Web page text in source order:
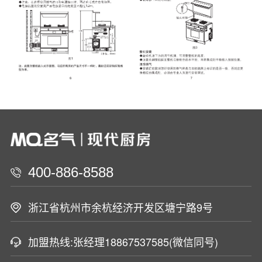
400-886-8588
浙江省杭州市余杭经济开发区塘宁路9号
加盟热线:张经理18867537585(微信同号)